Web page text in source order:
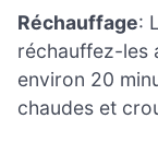
Réchauffage:
réchauffez-les
environ 20
chaudes et